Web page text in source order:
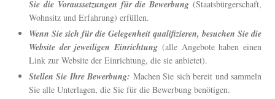
Sie die Voraussetzungen für die Bewerbung (Staatsbürgerschaft,
Wohnsitz und Erfahrung) erfüllen.
Wenn Sie sich für die Gelegenheit qualifizieren, besuchen Sie die
Website der jeweiligen Einrichtung (alle Angebote haben einen
Link zur Website der Einrichtung, die sie anbietet).
Stellen Sie Ihre Bewerbung: Machen Sie sich bereit und sammeln
Sie alle Unterlagen, die Sie für die Bewerbung benötigen.